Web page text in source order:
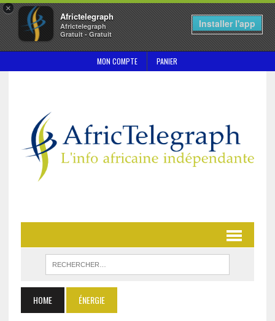
×
Africtelegraph
Africtelegraph
Gratuit - Gratuit
Installer l'app
MON COMPTE PANIER
HOME ÉNERGIE